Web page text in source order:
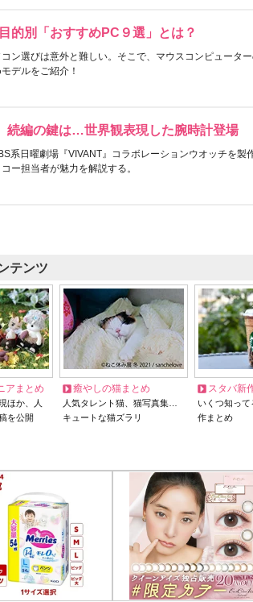
的別「おすすめPC９選」とは？
ン選びは意外と難しい。そこで、マウスコンピュータ
デルをご紹介！
続編の鍵は…世界観表現した腕時計登場
系日曜劇場『VIVANT』コラボレーションウオッチを製
ー担当者が魅力を解説する。
テンツ
アまとめ
ほか、人
を公開
癒やしの猫まとめ
人気タレント猫、猫写真集…
キュートな猫ズラリ
スタバ新
いくつ知っ
作まとめ